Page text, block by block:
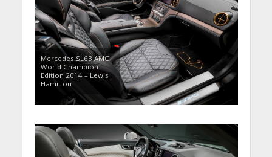
Mercedes SL63 AMG
World Champion
Edition 2014 – Lewis
Hamilton